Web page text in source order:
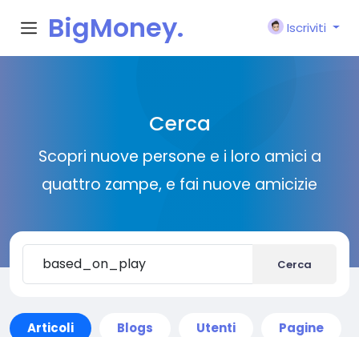
BigMoney.
Iscriviti
Cerca
Scopri nuove persone e i loro amici a
quattro zampe, e fai nuove amicizie
Cerca
Articoli Blogs Utenti Pagine